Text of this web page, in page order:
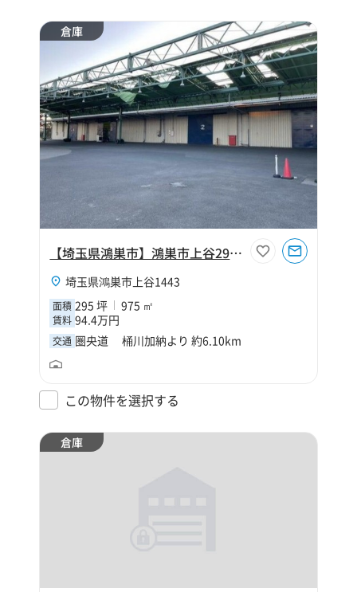
倉庫
【埼玉県鴻巣市】鴻巣市上谷295坪倉庫
埼玉県鴻巣市上谷1443
面積 295 坪 975 ㎡
賃料 94.4万円
交通 圏央道 桶川加納より 約6.10km
この物件を選択する
倉庫